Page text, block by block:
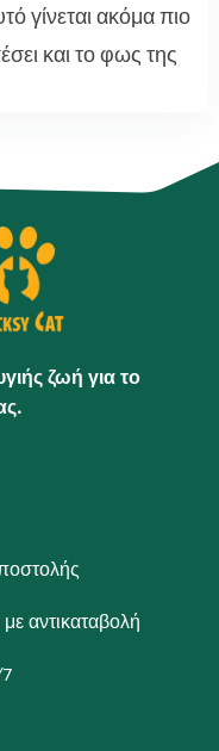
γίνεται ακόμα πιο
και το φως της
ζωή για το
αντικαταβολή